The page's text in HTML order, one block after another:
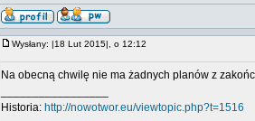
Wysłany: |18 Lut 2015|, o 12:12
Na obecną chwilę nie ma żadnych planów z
Historia: http://nowotwor.eu/viewtopic.php?t=1516